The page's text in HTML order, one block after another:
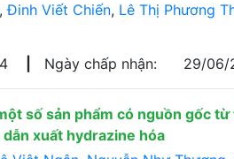
,Đinh Viết Chiến, Lê Thị Phương
Ngày chấp nhận: 29/06/
số sản phẩm có nguồn gốc từ
xuất hydrazine hóa